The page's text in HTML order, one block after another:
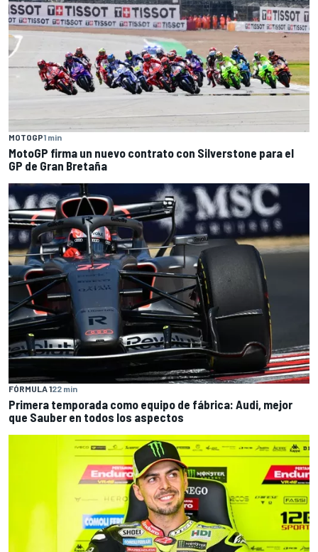
MOTOGP1 min
MotoGP firma un nuevo contrato con Silverstone para el
GP de Gran Bretaña
FÓRMULA 122 min
Primera temporada como equipo de fábrica: Audi, mejor
que Sauber en todos los aspectos